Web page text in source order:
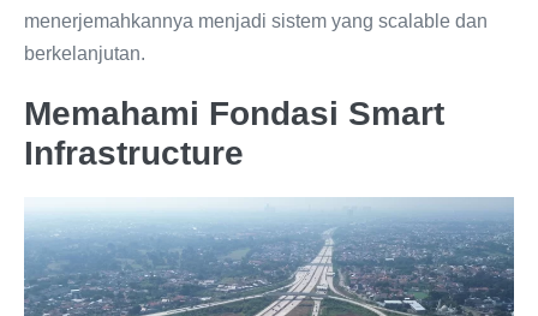
menerjemahkannya menjadi sistem yang scalable dan
berkelanjutan.
Memahami Fondasi Smart
Infrastructure